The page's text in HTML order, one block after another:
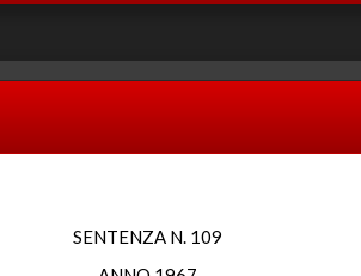
SENTENZA N. 109